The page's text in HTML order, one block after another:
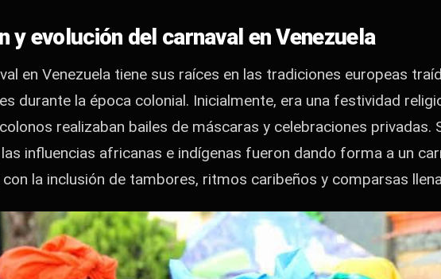
y evolución del carnaval en Venezuela
en Venezuela tiene sus raíces en las tradiciones europeas
durante la época colonial. Inicialmente, era una festividad
realizaban bailes de máscaras y celebraciones privadas.
influencias africanas e indígenas fueron dando forma a un
con la inclusión de tambores, ritmos caribeños y comparsas